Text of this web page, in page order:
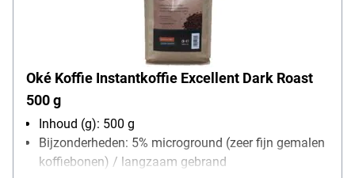
Oké Koffie Instantkoffie Excellent Dark Roast
500 g
Inhoud (g): 500 g
Bijzonderheden: 5% microground (zeer fijn gemalen
koffiebonen) / langzaam gebrand